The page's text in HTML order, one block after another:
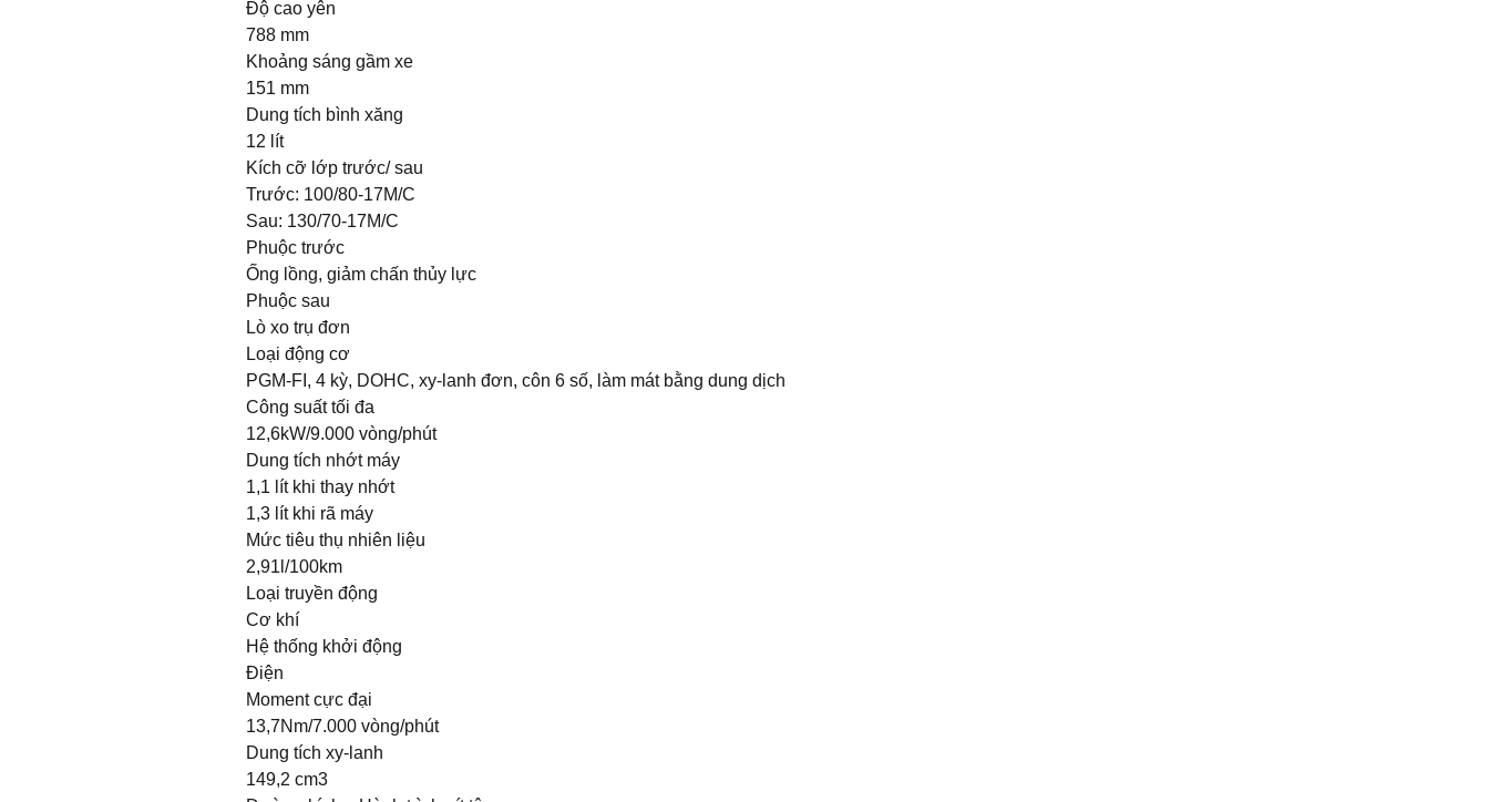
Độ cao yên
788 mm
Khoảng sáng gầm xe
151 mm
Dung tích bình xăng
12 lít
Kích cỡ lớp trước/ sau
Trước: 100/80-17M/C
Sau: 130/70-17M/C
Phuộc trước
Ống lồng, giảm chấn thủy lực
Phuộc sau
Lò xo trụ đơn
Loại động cơ
PGM-FI, 4 kỳ, DOHC, xy-lanh đơn, côn 6 số, làm mát bằng dung dịch
Công suất tối đa
12,6kW/9.000 vòng/phút
Dung tích nhớt máy
1,1 lít khi thay nhớt
1,3 lít khi rã máy
Mức tiêu thụ nhiên liệu
2,91l/100km
Loại truyền động
Cơ khí
Hệ thống khởi động
Điện
Moment cực đại
13,7Nm/7.000 vòng/phút
Dung tích xy-lanh
149,2 cm3